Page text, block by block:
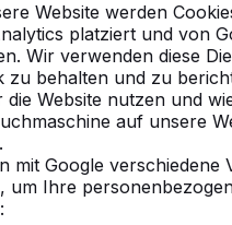
Website werden
platziert und von
Wir verwenden diese
zu behalten und zu
die Website nutzen und
auf unsere
mit Google verschiedene
um Ihre
Sie unser